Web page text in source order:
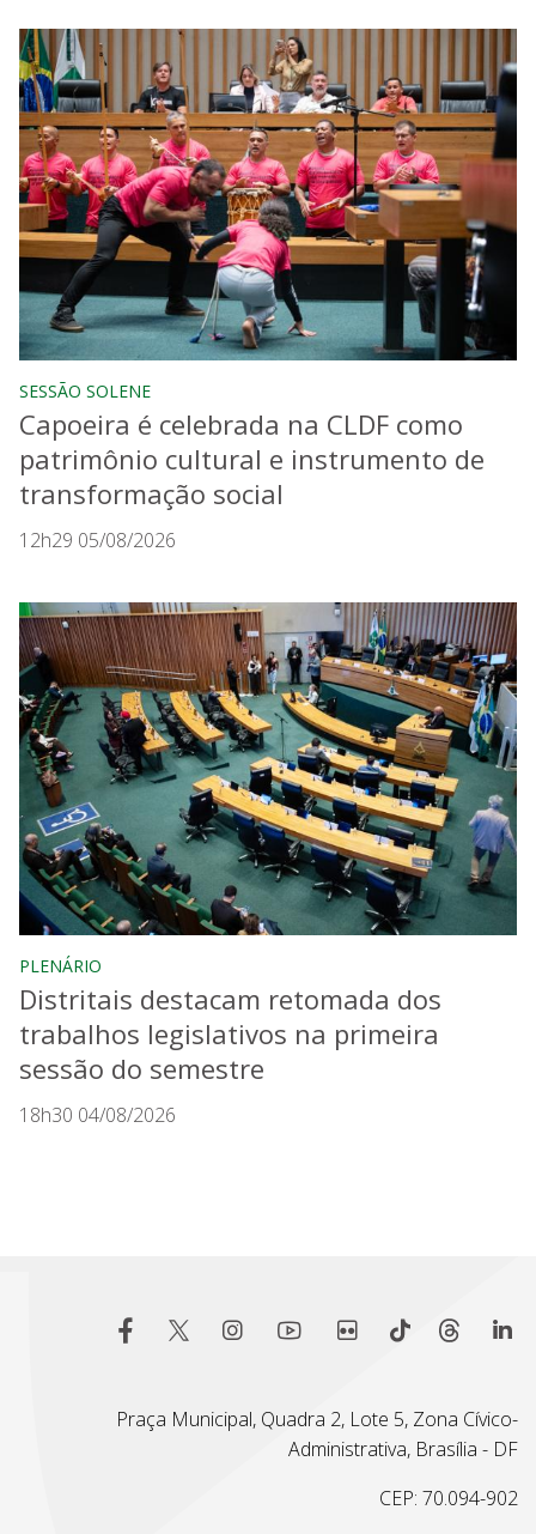
SESSÃO SOLENE
Capoeira é celebrada na CLDF como
patrimônio cultural e instrumento de
transformação social
12h29 05/08/2026
PLENÁRIO
Distritais destacam retomada dos
trabalhos legislativos na primeira
sessão do semestre
18h30 04/08/2026
Praça Municipal, Quadra 2, Lote 5, Zona Cívico-
Administrativa, Brasília - DF
CEP: 70.094-902